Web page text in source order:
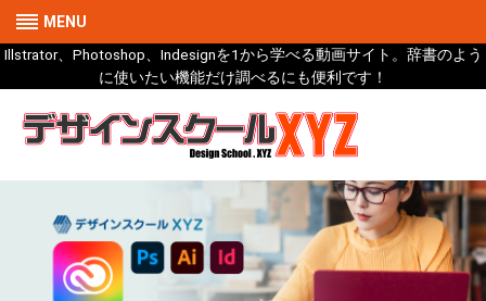
MENU
Illstrator、Photoshop、Indesignを1から学べる動画サイト。辞書のよう
に使いたい機能だけ調べるにも便利です！